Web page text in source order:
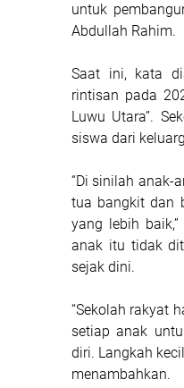
untuk
Abdullah Rahim.
Saat ini, kata
rintisan pada
Luwu Utara”.
siswa dari
“Di sinilah anak-
tua bangkit dan
yang lebih
anak itu tidak
sejak dini.
“Sekolah rakyat
setiap anak
diri. Langkah
menambahkan.